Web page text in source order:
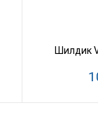
Шилдик